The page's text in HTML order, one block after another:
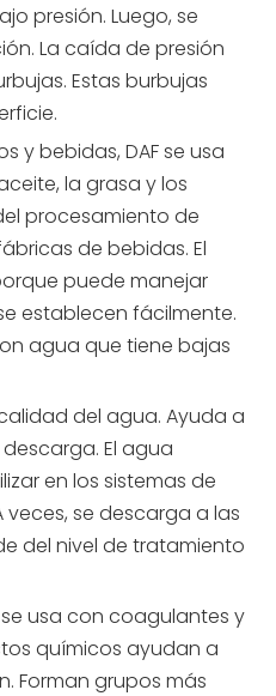
presión. Luego, se
La caída de presión
Estas burbujas
y bebidas, DAF se usa
la grasa y los
procesamiento de
de bebidas. El
puede manejar
establecen fácilmente.
agua que tiene bajas
del agua. Ayuda a
El agua
en los sistemas de
se descarga a las
del nivel de tratamiento
se usa con coagulantes y
químicos ayudan a
Forman grupos más